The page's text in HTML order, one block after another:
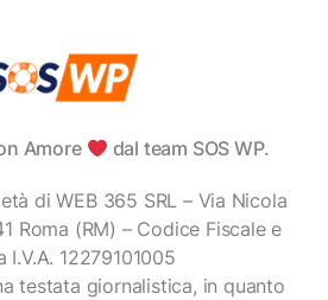
Amore dal team SOS WP.
di WEB 365 SRL – Via Nicola
Roma (RM) – Codice Fiscale e
I.V.A. 12279101005
testata giornalistica, in quanto